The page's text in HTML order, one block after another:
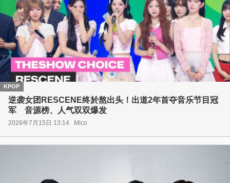
KPOP
逆袭女团RESCENE终於熬出头！出道2年首夺音乐节目冠
军 音源榜、人气双双爆发
2026年7月15日 13:14 Mico